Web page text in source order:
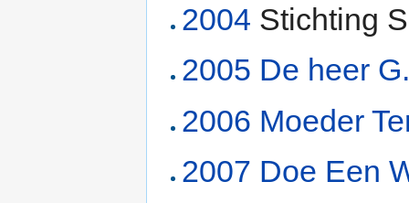
2004 Stichting
2005 De heer
2006 Moeder
2007 Doe Een